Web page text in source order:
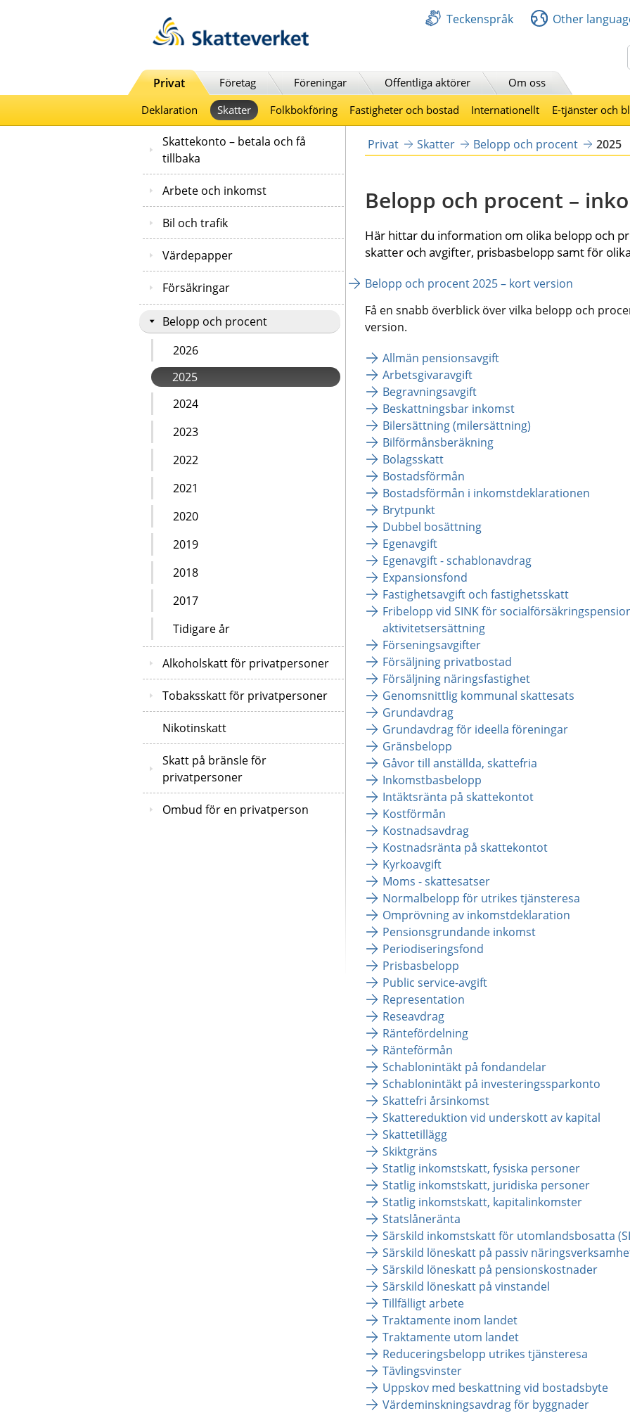
Teckenspråk Other
Privat Företag Föreningar Offentliga aktörer
Om oss
Deklaration
Skatter Folkbokföring Fastigheter och bostad Internationellt E-tjänster och
Skattekonto – betala och få
tillbaka
Arbete och inkomst
Bil och trafik
Värdepapper
Försäkringar
Belopp och procent
2026
2025
2024
2023
2022
2021
2020
2019
2018
2017
Tidigare år
Alkoholskatt för privatpersoner
Tobaksskatt för privatpersoner
Nikotinskatt
Skatt på bränsle för
privatpersoner
Ombud för en privatperson
Privat Skatter Belopp och procent 2025
Belopp och procent –
Här hittar du information om olika belopp och
skatter och avgifter, prisbasbelopp samt för
Belopp och procent 2025 – kort version
Få en snabb överblick över vilka belopp och
version.
Allmän pensionsavgift
Arbetsgivaravgift
Begravningsavgift
Beskattningsbar inkomst
Bilersättning (milersättning)
Bilförmånsberäkning
Bolagsskatt
Bostadsförmån
Bostadsförmån i inkomstdeklarationen
Brytpunkt
Dubbel bosättning
Egenavgift
Egenavgift - schablonavdrag
Expansionsfond
Fastighetsavgift och fastighetsskatt
Fribelopp vid SINK för
aktivitetsersättning
Förseningsavgifter
Försäljning privatbostad
Försäljning näringsfastighet
Genomsnittlig kommunal skattesats
Grundavdrag
Grundavdrag för ideella föreningar
Gränsbelopp
Gåvor till anställda, skattefria
Inkomstbasbelopp
Intäktsränta på skattekontot
Kostförmån
Kostnadsavdrag
Kostnadsränta på skattekontot
Kyrkoavgift
Moms - skattesatser
Normalbelopp för utrikes tjänsteresa
Omprövning av inkomstdeklaration
Pensionsgrundande inkomst
Periodiseringsfond
Prisbasbelopp
Public service-avgift
Representation
Reseavdrag
Räntefördelning
Ränteförmån
Schablonintäkt på fondandelar
Schablonintäkt på investeringssparkonto
Skattefri årsinkomst
Skattereduktion vid underskott av kapital
Skattetillägg
Skiktgräns
Statlig inkomstskatt, fysiska personer
Statlig inkomstskatt, juridiska personer
Statlig inkomstskatt, kapitalinkomster
Statslåneränta
Särskild inkomstskatt för utomlandsbosatta
Särskild löneskatt på passiv
Särskild löneskatt på pensionskostnader
Särskild löneskatt på vinstandel
Tillfälligt arbete
Traktamente inom landet
Traktamente utom landet
Reduceringsbelopp utrikes tjänsteresa
Tävlingsvinster
Uppskov med beskattning vid bostadsbyte
Värdeminskningsavdrag för byggnader